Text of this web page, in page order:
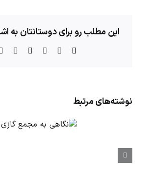
این مطلب رو برای دوستانتان به
Facebook
LinkedIn
نوشته‌‌های مرتبط